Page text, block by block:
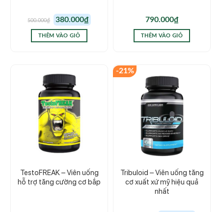
500.000₫
Giá
gốc
là:
500.000₫.
380.000₫ hiện
THÊM VÀO GIỎ
790.000₫
THÊM VÀO GIỎ
TestoFREAK – Viên uống
hỗ trợ tăng cường cơ bắp
-21%
Tribuloid – Viên uống tăng
cơ xuất xứ mỹ hiệu quả
nhất